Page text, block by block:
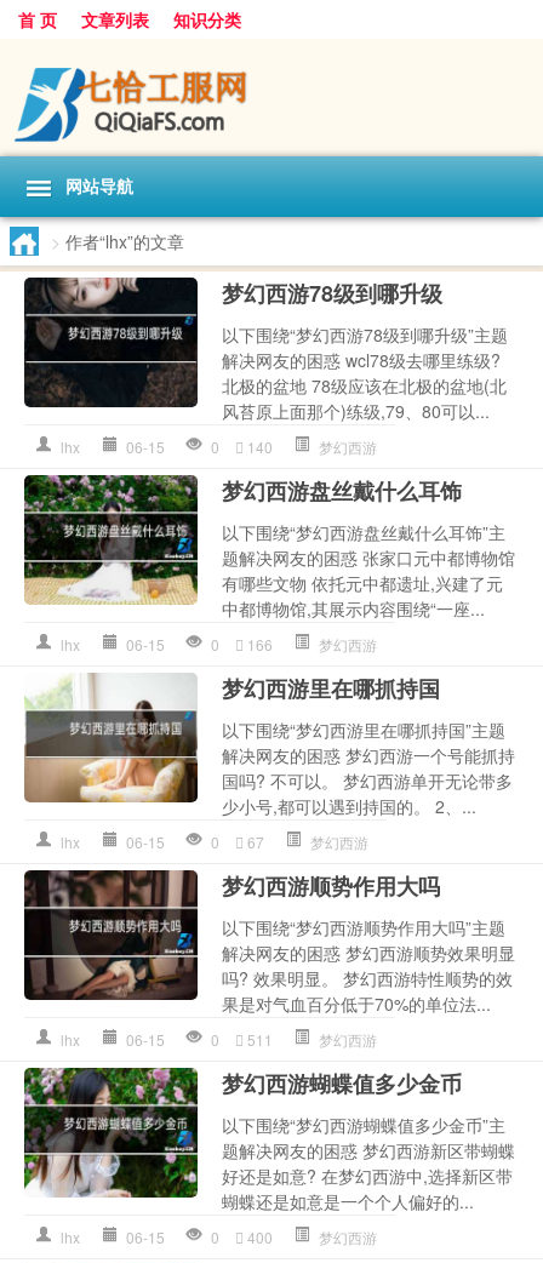
首 页 文章列表 知识分类
网站导航
> 作者“lhx”的文章
梦幻西游78级到哪升级
以下围绕“梦幻西游78级到哪升级”主题
解决网友的困惑 wcl78级去哪里练级?
北极的盆地 78级应该在北极的盆地(北
风苔原上面那个)练级,79、80可以...
lhx 06-15 0 140 梦幻西游
梦幻西游盘丝戴什么耳饰
以下围绕“梦幻西游盘丝戴什么耳饰”主
题解决网友的困惑 张家口元中都博物馆
有哪些文物 依托元中都遗址,兴建了元
中都博物馆,其展示内容围绕“一座...
lhx 06-15 0 166 梦幻西游
梦幻西游里在哪抓持国
以下围绕“梦幻西游里在哪抓持国”主题
解决网友的困惑 梦幻西游一个号能抓持
国吗? 不可以。 梦幻西游单开无论带多
少小号,都可以遇到持国的。 2、...
lhx 06-15 0 67 梦幻西游
梦幻西游顺势作用大吗
以下围绕“梦幻西游顺势作用大吗”主题
解决网友的困惑 梦幻西游顺势效果明显
吗? 效果明显。 梦幻西游特性顺势的效
果是对气血百分低于70%的单位法...
lhx 06-15 0 511 梦幻西游
梦幻西游蝴蝶值多少金币
以下围绕“梦幻西游蝴蝶值多少金币”主
题解决网友的困惑 梦幻西游新区带蝴蝶
好还是如意? 在梦幻西游中,选择新区带
蝴蝶还是如意是一个个人偏好的...
lhx 06-15 0 400 梦幻西游